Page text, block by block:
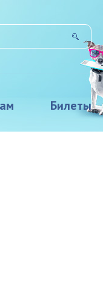
Билеты